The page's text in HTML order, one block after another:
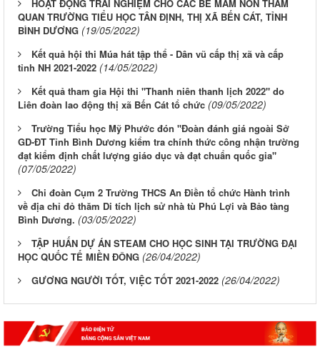
HOẠT ĐỘNG TRẢI NGHIỆM CHO CÁC BÉ MẦM NON THAM
QUAN TRƯỜNG TIỂU HỌC TÂN ĐỊNH, THỊ XÃ BẾN CÁT, TỈNH
BÌNH DƯƠNG (19/05/2022)
Kết quả hội thi Múa hát tập thể - Dân vũ cấp thị xã và cấp
tỉnh NH 2021-2022 (14/05/2022)
Kết quả tham gia Hội thi "Thanh niên thanh lịch 2022" do
Liên đoàn lao động thị xã Bến Cát tổ chức (09/05/2022)
Trường Tiểu học Mỹ Phước đón "Đoàn đánh giá ngoài Sở
GD-ĐT Tỉnh Bình Dương kiểm tra chính thức công nhận trường
đạt kiểm định chất lượng giáo dục và đạt chuẩn quốc gia"
(07/05/2022)
Chi đoàn Cụm 2 Trường THCS An Điền tổ chức Hành trình
về địa chỉ đỏ thăm Di tích lịch sử nhà tù Phú Lợi và Bảo tàng
Bình Dương. (03/05/2022)
TẬP HUẤN DỰ ÁN STEAM CHO HỌC SINH TẠI TRƯỜNG ĐẠI
HỌC QUỐC TẾ MIỀN ĐÔNG (26/04/2022)
GƯƠNG NGƯỜI TỐT, VIỆC TỐT 2021-2022 (26/04/2022)